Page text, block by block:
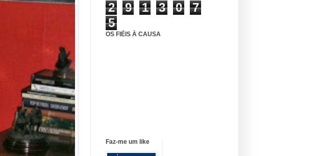
2 9 1 3 0
7
5
OS FIÉIS À CAUSA
Faz-me um like